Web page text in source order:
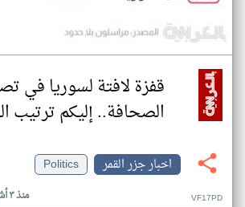
قفزة لافتة لسوريا في
الصحافة.. إليكم ترتيب
اخبار جزر القمر
Politics
منذ ٣ أشهر VF17PD